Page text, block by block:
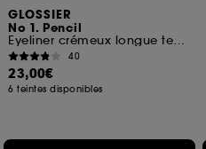
GLOSSIER
No 1. Pencil
Eyeliner crémeux longue tenue
40
23,00€
6 teintes disponibles